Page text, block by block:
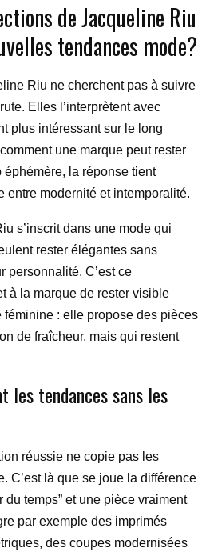
de Jacqueline Riu
tendances mode?
Riu ne cherchent pas à suivre
Elles l’interprètent avec
plus intéressant sur le long
une marque peut rester
la réponse tient
entre modernité et intemporalité.
s’inscrit dans une mode qui
rester élégantes sans
personnalité. C’est ce
à la marque de rester visible
féminine : elle propose des pièces
de fraîcheur, mais qui restent
les tendances sans les
réussie ne copie pas les
C’est là que se joue la différence
du temps” et une pièce vraiment
par exemple des imprimés
des coupes modernisées